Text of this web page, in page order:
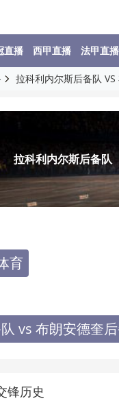
直播 西甲直播 法甲直播
拉科利内尔斯后备队
拉科利内尔斯后备队
育
vs 布朗安德奎
锋历史